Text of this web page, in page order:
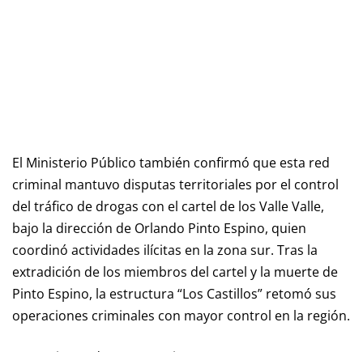
El Ministerio Público también confirmó que esta red
criminal mantuvo disputas territoriales por el control
del tráfico de drogas con el cartel de los Valle Valle,
bajo la dirección de Orlando Pinto Espino, quien
coordinó actividades ilícitas en la zona sur. Tras la
extradición de los miembros del cartel y la muerte de
Pinto Espino, la estructura “Los Castillos” retomó sus
operaciones criminales con mayor control en la región.